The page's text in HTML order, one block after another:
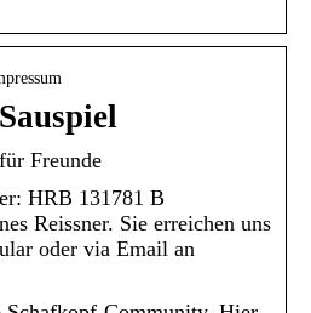
Freunde
HRB 131781 B
Reissner. Sie erreichen uns
oder via Email an